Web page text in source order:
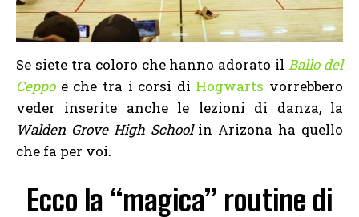
Se siete tra coloro che hanno adorato ilBallo del
Ceppoe che tra i corsi di Hogwarts vorrebbero
veder inserite anche le lezioni di danza, la
Walden Grove High Schoolin Arizona ha quello
che fa per voi.
Ecco la “magica” routine di